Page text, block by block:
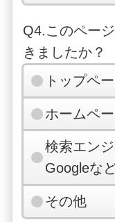
Q4.このペー
きましたか？
トップペ
ホームペ
検索エン
Googleなど
その他